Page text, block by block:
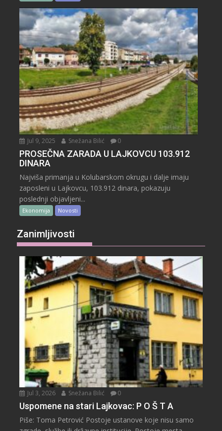
Jul 9, 2025 Snežana Bilić 0
PROSEČNA ZARADA U LAJKOVCU 103.912
DINARA
Najviša primanja u Kolubarskom okrugu i dalje imaju
zaposleni u Lajkovcu, 103.912 dinara, pokazuju
poslednji objavljeni...
Ekonomija Novosti
Zanimljivosti
Jul 3, 2026 Snežana Bilić 0
Uspomene na stari Lajkovac: P O Š T A
Piše: Toma Petrović Postoje ustanove koje nisu samo